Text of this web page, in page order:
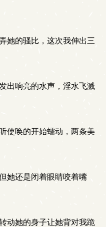
她的骚比，这次我伸出三
出响亮的水声，淫水飞溅
使唤的开始蠕动，两条美
她还是闭着眼睛咬着嘴
动她的身子让她背对我跪